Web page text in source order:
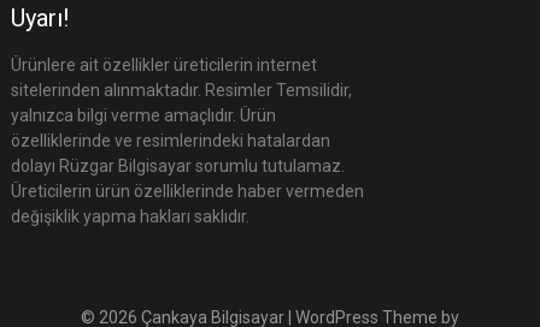
Uyarı!
Ürünlere ait özellikler üreticilerin internet
sitelerinden alınmaktadır. Resimler Temsilidir,
yalnızca bilgi verme amaçlıdır. Ürün
özelliklerinde ve resimlerindeki hatalardan
dolayı Rüzgar Bilgisayar sorumlu tutulamaz.
Üreticilerin ürün özelliklerinde haber vermeden
değişiklik yapma hakları saklıdır.
© 2026 Çankaya Bilgisayar | WordPress Theme by